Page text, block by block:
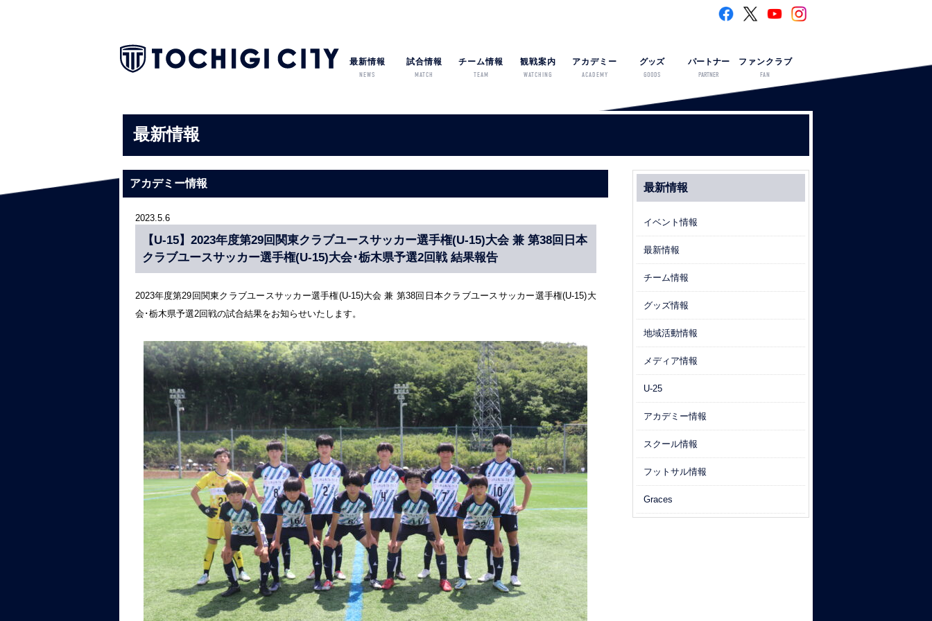
最新情報
NEWS
試合情報
MATCH
チーム情報
TEAM
観戦案内
WATCHING
アカデミー
ACADEMY
グッズ
GOODS
パートナー
PARTNER
ファンクラブ
FAN
最新情報
アカデミー情報
2023.5.6
【U-15】2023年度第29回関東クラブユースサッカー選手権(U-15)大会 兼 第38回日本
クラブユースサッカー選手権(U-15)大会･栃木県予選2回戦 結果報告
2023年度第29回関東クラブユースサッカー選手権(U-15)大会 兼 第38回日本クラブユースサッカー選手権(U-15)大
会･栃木県予選2回戦の試合結果をお知らせいたします。
最新情報
イベント情報
最新情報
チーム情報
グッズ情報
地域活動情報
メディア情報
U-25
アカデミー情報
スクール情報
フットサル情報
Graces